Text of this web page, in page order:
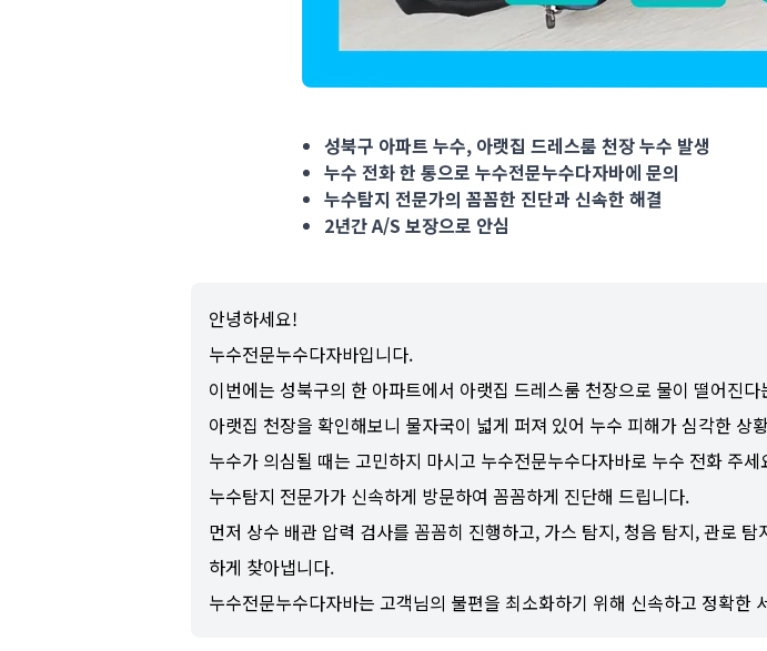
성북구 아파트 누수, 아랫집 드레스룸 천장 누수 발생
누수 전화 한 통으로 누수전문누수다자바에 문의
누수탐지 전문가의 꼼꼼한 진단과 신속한 해결
2년간 A/S 보장으로 안심
안녕하세요!
누수전문누수다자바입니다.
이번에는 성북구의 한 아파트에서 아랫집 드레스룸 천장으로 물이 떨어진
아랫집 천장을 확인해보니 물자국이 넓게 퍼져 있어 누수 피해가 심각한 상
누수가 의심될 때는 고민하지 마시고 누수전문누수다자바로 누수 전화 주세
누수탐지 전문가가 신속하게 방문하여 꼼꼼하게 진단해 드립니다.
먼저 상수 배관 압력 검사를 꼼꼼히 진행하고, 가스 탐지, 청음 탐지, 관로
하게 찾아냅니다.
누수전문누수다자바는 고객님의 불편을 최소화하기 위해 신속하고 정확한